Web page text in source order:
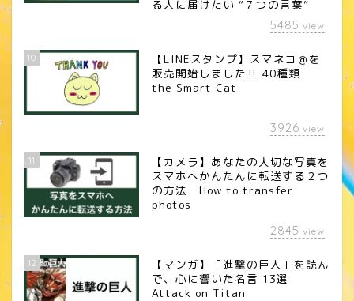
る人に届けたい “７つの言葉”
5485 view
10
【LINEスタンプ】スマネコ＠を
販売開始しました‼︎ 40種類
the Smart Cat
3926 view
11
【カメラ】あなたの大切な写真を
スマホへかんたんに転送する２つ
の方法 How to transfer
photos
2845 view
12
【マンガ】「進撃の巨人」を読ん
で、心に響いた名言 13選
Attack on Titan